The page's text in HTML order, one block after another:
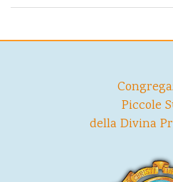
Piccole
della Divina